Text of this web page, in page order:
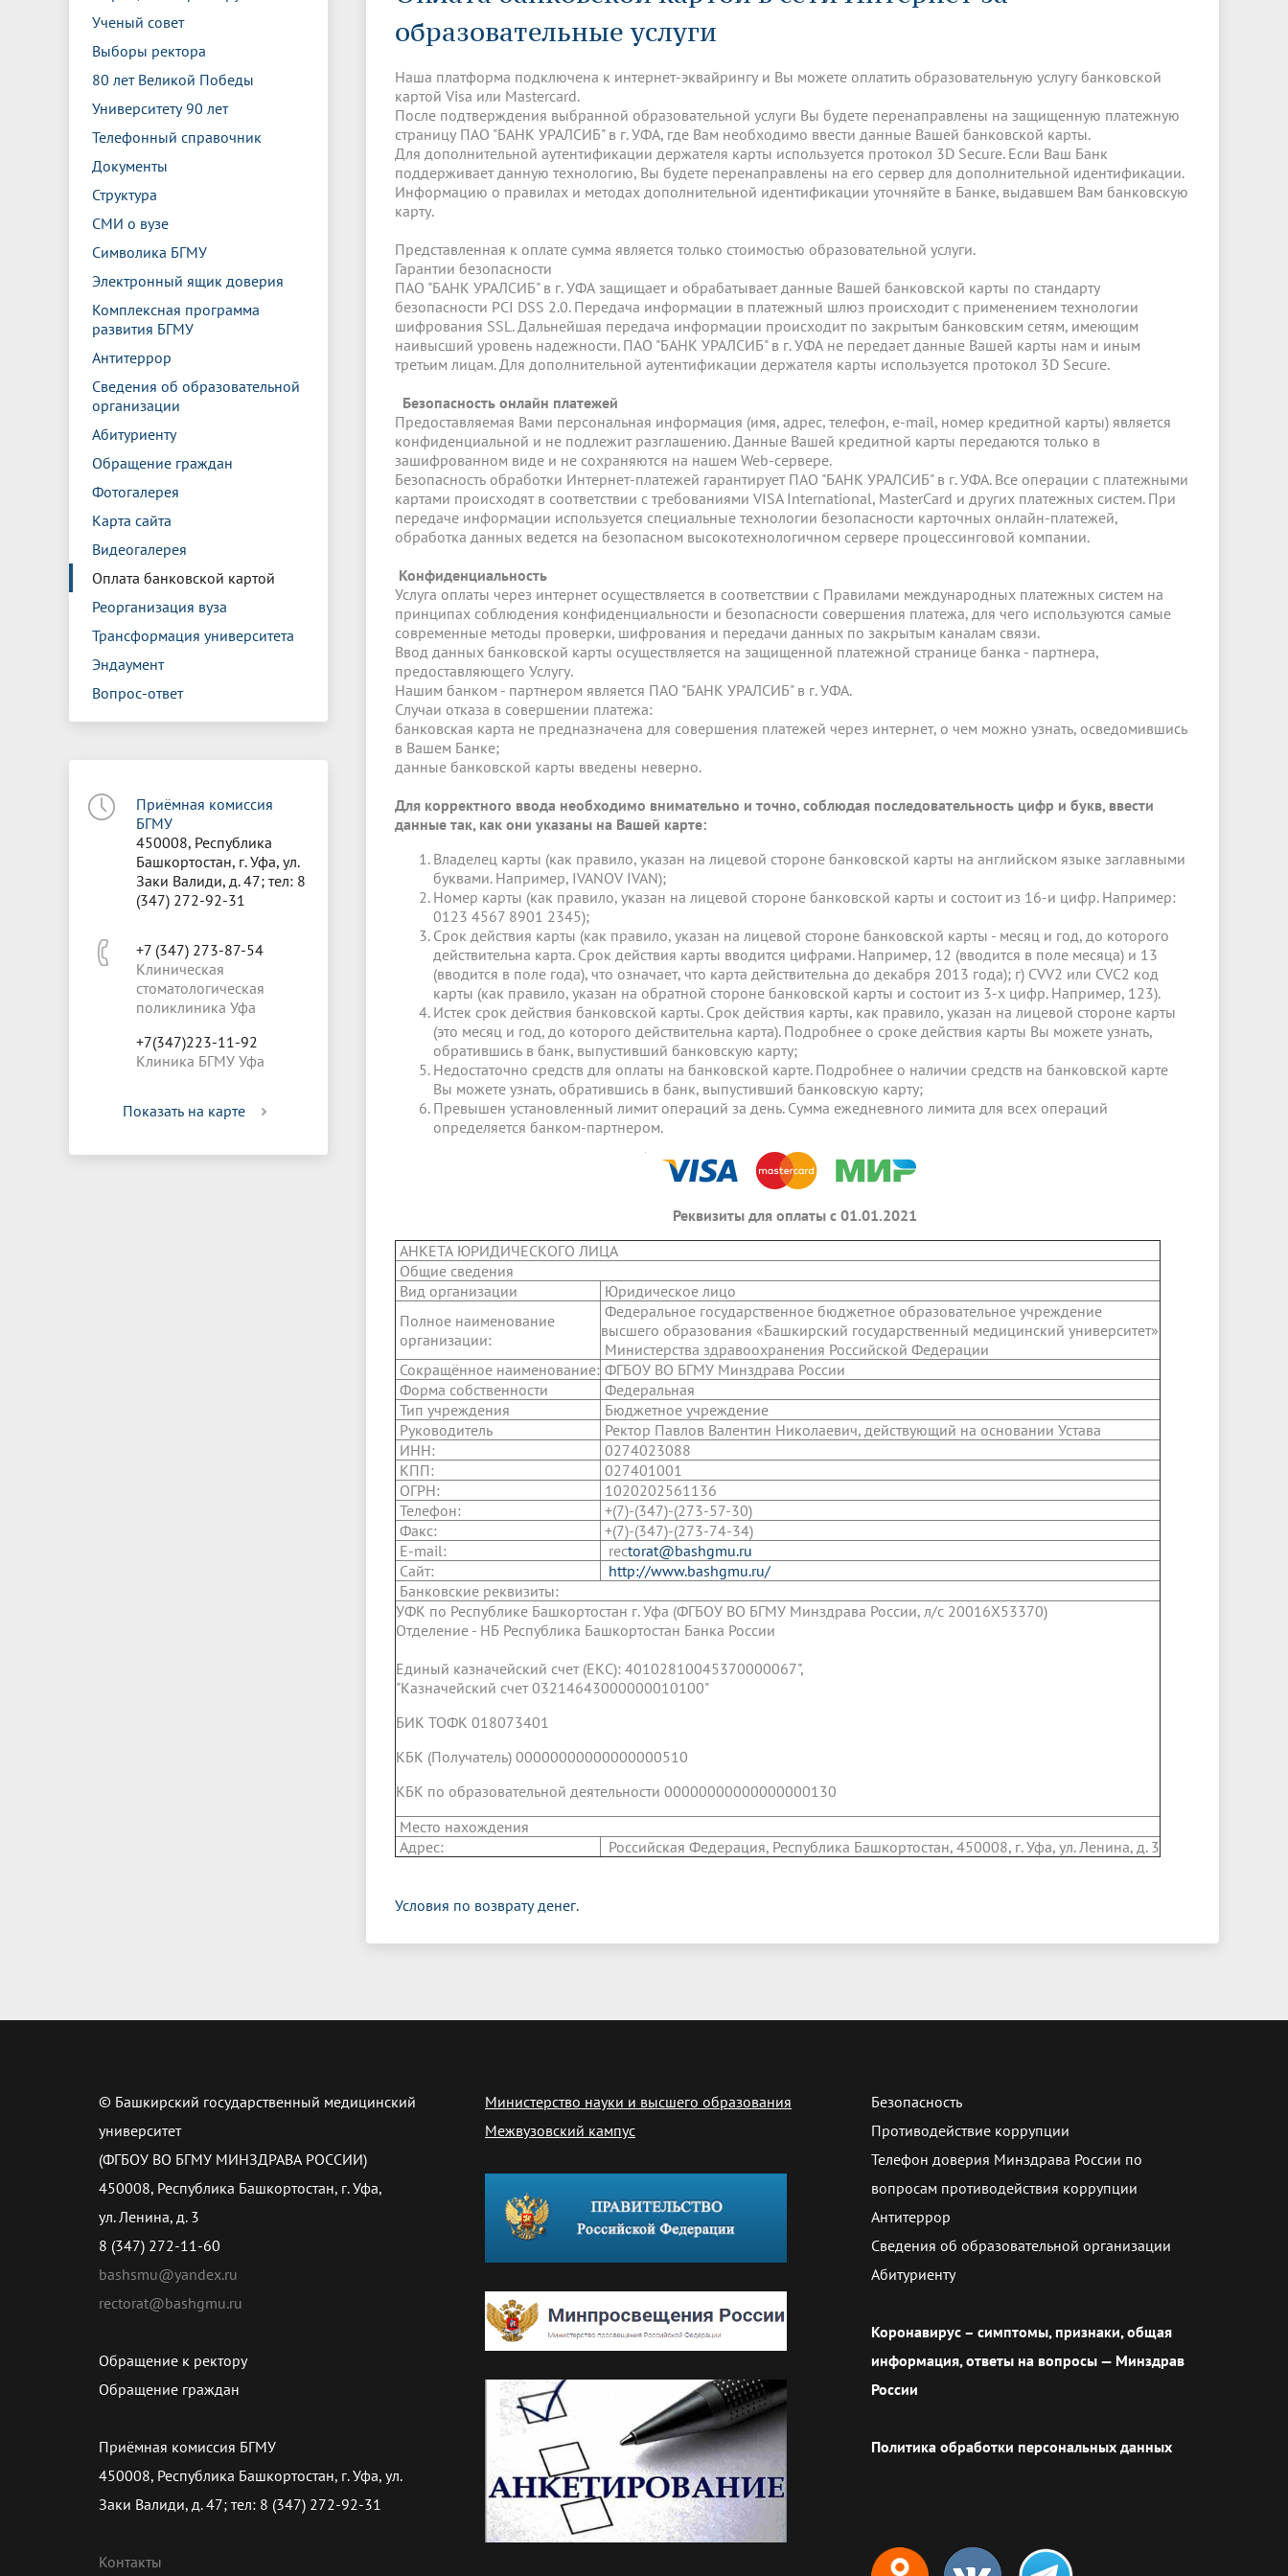
Электронный ящик доверия
Комплексная программа развития
БГМУ
Антитеррор
Абитуриенту
Обращение граждан Фотогалерея
Карта сайта
Видеогалерея
Оплата банковской картой Реорганизация вуза
Трансформация университета
Вопрос-ответ
Управление международной
деятельности
Отдел ординатуры Расписание
Менеджмент качества
Федеральный аккредитационный
Научно-образовательный
«Нижневолжский»
Внутренняя оценка качества
Информация для инвалидов и лиц с
здоровья
Информация для студентов Я-профессионал
Всероссийская студенческая
олимпиада по хирургии с
международным участием
Онлайн обучение
Электронная учебная библиотека
Независимая оценка качества
образования
Профессиональное обучение
Инновационные образовательные
проекты
Аккредитация специалиста
Наставничество в сфере
здравоохранения
Итоги научно-исследовательской
работы
Клинические исследования и
испытания, ЛЭК
Диссертационные советы
Конференции и форумы
Лаборатории мегагранта
Проблемные научные комиссии
БГМУ в рейтингах университетов
Управление инновационной
деятельности
Публикационная активность
НИИ кардиологии
Институт урологии и клинической
онкологии
Репозиторий БГМУ
Лицензии
Санаторий-профилакторий БГМУ
Профсоюз обучающихся БГМУ
Профсоюзный комитет
Совет кураторов
Совет обучающихся
Ассоциация выпускников Работа музеев на кафедрах
Золотой фонд БГМУ
Медиа центр БГМУ - ВУЗ здорового образа жизни
Юбиляры
Жизнь иностранных студентов БГМУ
Университету 90 лет Университету 85 лет
Празднование 75-летия Победы в
Великой Отечественной войне
Штаб студенческих отрядов БГМУ
Первичное отделение «Движение
Первых» БГМУ
Альманах "Исторический вестник" «МЕДМОЛ»
Ученый совет
Выборы ректора
80 лет Великой Победы
Университету 90 лет
Телефонный справочник
Документы
Структура
СМИ о вузе
Символика БГМУ
Электронный ящик доверия
Комплексная программа
развития БГМУ
Антитеррор
Сведения об образовательной
организации
Абитуриенту
Обращение граждан
Фотогалерея
Карта сайта
Видеогалерея
Оплата банковской картой
Реорганизация вуза
Трансформация университета
Эндаумент
Вопрос-ответ
Приёмная комиссия
БГМУ
450008, Республика
Башкортостан, г. Уфа, ул.
Заки Валиди, д. 47; тел: 8
(347) 272-92-31
+7 (347) 273-87-54
Клиническая
стоматологическая
поликлиника Уфа
+7(347)223-11-92
Клиника БГМУ Уфа
Показать на карте
образовательные услуги
Наша платформа подключена к интернет-эквайрингу и Вы можете оплатить образовательную услугу банковской
картой Visa или Mastercard.
После подтверждения выбранной образовательной услуги Вы будете перенаправлены на защищенную платежную
страницу ПАО "БАНК УРАЛСИБ" в г. УФА, где Вам необходимо ввести данные Вашей банковской карты.
Для дополнительной аутентификации держателя карты используется протокол 3D Secure. Если Ваш Банк
поддерживает данную технологию, Вы будете перенаправлены на его сервер для дополнительной идентификации.
Информацию о правилах и методах дополнительной идентификации уточняйте в Банке, выдавшем Вам банковскую
карту.
Представленная к оплате сумма является только стоимостью образовательной услуги.
Гарантии безопасности
ПАО "БАНК УРАЛСИБ" в г. УФА защищает и обрабатывает данные Вашей банковской карты по стандарту
безопасности PCI DSS 2.0. Передача информации в платежный шлюз происходит с применением технологии
шифрования SSL. Дальнейшая передача информации происходит по закрытым банковским сетям, имеющим
наивысший уровень надежности. ПАО "БАНК УРАЛСИБ" в г. УФА не передает данные Вашей карты нам и иным
третьим лицам. Для дополнительной аутентификации держателя карты используется протокол 3D Secure.
Безопасность онлайн платежей
Предоставляемая Вами персональная информация (имя, адрес, телефон, e-mail, номер кредитной карты) является
конфиденциальной и не подлежит разглашению. Данные Вашей кредитной карты передаются только в
зашифрованном виде и не сохраняются на нашем Web-сервере.
Безопасность обработки Интернет-платежей гарантирует ПАО "БАНК УРАЛСИБ" в г. УФА. Все операции с платежными
картами происходят в соответствии с требованиями VISA International, MasterCard и других платежных систем. При
передаче информации используется специальные технологии безопасности карточных онлайн-платежей,
обработка данных ведется на безопасном высокотехнологичном сервере процессинговой компании.
Конфиденциальность
Услуга оплаты через интернет осуществляется в соответствии с Правилами международных платежных систем на
принципах соблюдения конфиденциальности и безопасности совершения платежа, для чего используются самые
современные методы проверки, шифрования и передачи данных по закрытым каналам связи.
Ввод данных банковской карты осуществляется на защищенной платежной странице банка - партнера,
предоставляющего Услугу.
Нашим банком - партнером является ПАО "БАНК УРАЛСИБ" в г. УФА.
Случаи отказа в совершении платежа:
банковская карта не предназначена для совершения платежей через интернет, о чем можно узнать, осведомившись
в Вашем Банке;
данные банковской карты введены неверно.
Для корректного ввода необходимо внимательно и точно, соблюдая последовательность цифр и букв, ввести
данные так, как они указаны на Вашей карте:
Владелец карты (как правило, указан на лицевой стороне банковской карты на английском языке заглавными
буквами. Например, IVANOV IVAN);
Номер карты (как правило, указан на лицевой стороне банковской карты и состоит из 16-и цифр. Например:
0123 4567 8901 2345);
Срок действия карты (как правило, указан на лицевой стороне банковской карты - месяц и год, до которого
действительна карта. Срок действия карты вводится цифрами. Например, 12 (вводится в поле месяца) и 13
(вводится в поле года), что означает, что карта действительна до декабря 2013 года); г) CVV2 или CVC2 код
карты (как правило, указан на обратной стороне банковской карты и состоит из 3-х цифр. Например, 123).
Истек срок действия банковской карты. Срок действия карты, как правило, указан на лицевой стороне карты
(это месяц и год, до которого действительна карта). Подробнее о сроке действия карты Вы можете узнать,
обратившись в банк, выпустивший банковскую карту;
Недостаточно средств для оплаты на банковской карте. Подробнее о наличии средств на банковской карте
Вы можете узнать, обратившись в банк, выпустивший банковскую карту;
Превышен установленный лимит операций за день. Сумма ежедневного лимита для всех операций
определяется банком-партнером.
Реквизиты для оплаты с 01.01.2021
АНКЕТА ЮРИДИЧЕСКОГО ЛИЦА
Общие сведения
Вид организации
Юридическое лицо
Полное наименование
организации:
Федеральное государственное бюджетное образовательное учреждение
высшего образования «Башкирский государственный медицинский университет»
Министерства здравоохранения Российской Федерации
Сокращённое наименование: ФГБОУ ВО БГМУ Минздрава России
Форма собственности
Федеральная
Тип учреждения
Бюджетное учреждение
Руководитель
Ректор Павлов Валентин Николаевич, действующий на основании Устава
ИНН:
0274023088
КПП:
027401001
ОГРН:
1020202561136
Телефон:
+(7)-(347)-(273-57-30)
Факс:
+(7)-(347)-(273-74-34)
E-mail:
reсtorat@bashgmu.ru
Сайт:
http://www.bashgmu.ru/
Банковские реквизиты:
УФК по Республике Башкортостан г. Уфа (ФГБОУ ВО БГМУ Минздрава России, л/с 20016Х53370)
Отделение - НБ Республика Башкортостан Банка России
Единый казначейский счет (ЕКС): 40102810045370000067",
"Казначейский счет 03214643000000010100"
БИК ТОФК 018073401
КБК (Получатель) 00000000000000000510
КБК по образовательной деятельности 00000000000000000130
Место нахождения
Адрес:
Российская Федерация, Республика Башкортостан, 450008, г. Уфа, ул. Ленина, д. 3
Условия по возврату денег.
© Башкирский государственный медицинский
университет
(ФГБОУ ВО БГМУ МИНЗДРАВА РОССИИ)
450008, Республика Башкортостан, г. Уфа,
ул. Ленина, д. 3
8 (347) 272-11-60
bashsmu@yandex.ru
rectorat@bashgmu.ru
Обращение к ректору
Обращение граждан
Приёмная комиссия БГМУ
450008, Республика Башкортостан, г. Уфа, ул.
Заки Валиди, д. 47; тел: 8 (347) 272-92-31
Контакты
Министерство науки и высшего образования
Межвузовский кампус
Безопасность
Противодействие коррупции
Телефон доверия Минздрава России по
вопросам противодействия коррупции
Антитеррор
Сведения об образовательной организации
Абитуриенту
Коронавирус – симптомы, признаки, общая
информация, ответы на вопросы — Минздрав
России
Политика обработки персональных данных